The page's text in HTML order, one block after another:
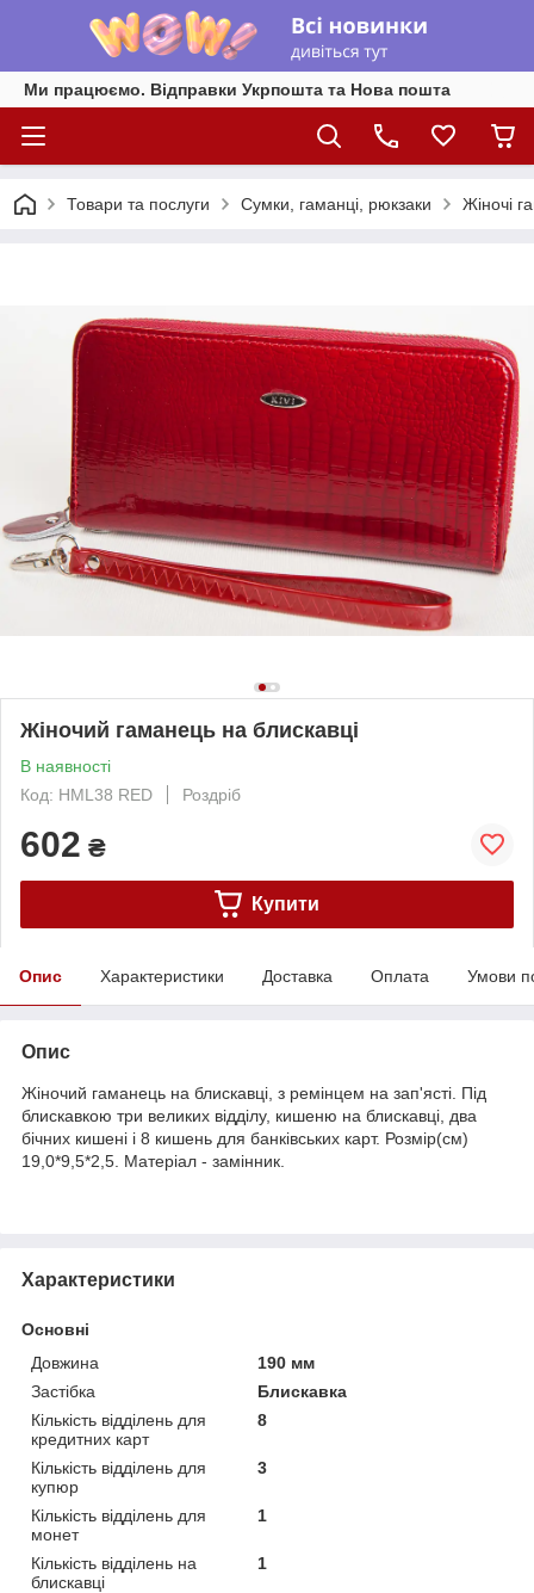
Ми працюємо. Відправки Укрпошта та Нова пошта
Товари та послуги Сумки, гаманці, рюкзаки Жіночі
Жіночий гаманець на блискавці
В наявності
Код: HML38 RED
Роздріб
602 ₴
Купити
Опис Характеристики Доставка Оплата Умови
Опис
Жіночий гаманець на блискавці, з ремінцем на зап'ясті. Під
блискавкою три великих відділу, кишеню на блискавці, два
бічних кишені і 8 кишень для банківських карт. Розмір(см)
19,0*9,5*2,5. Матеріал - замінник.
Характеристики
Основні
Довжина
190 мм
Застібка
Блискавка
Кількість відділень для
кредитних карт
8
Кількість відділень для
купюр
3
Кількість відділень для
монет
1
Кількість відділень на
блискавці
1